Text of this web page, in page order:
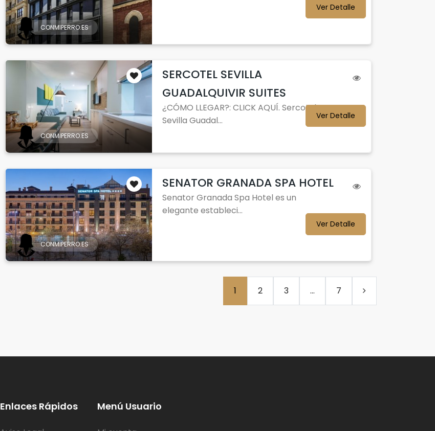
CONMIPERRO.ES
Ver Detalle
CONMIPERRO.ES
SERCOTEL SEVILLA
GUADALQUIVIR SUITES
¿CÓMO LLEGAR?: CLICK AQUÍ. Sercotel
Sevilla Guadal...
Ver Detalle
CONMIPERRO.ES
SENATOR GRANADA SPA HOTEL
Senator Granada Spa Hotel es un
elegante estableci...
Ver Detalle
1 2 3 ... 7
Enlaces Rápidos Menú Usuario